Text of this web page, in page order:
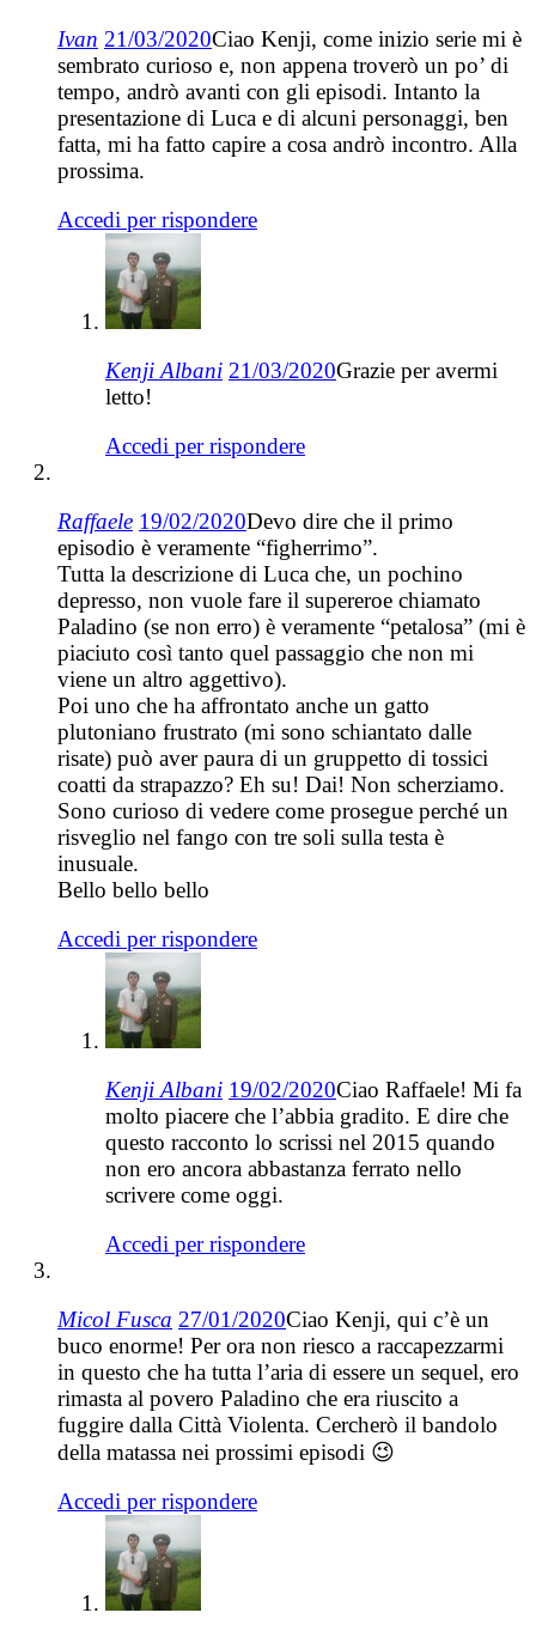
Ivan 21/03/2020Ciao Kenji, come inizio serie mi è
sembrato curioso e, non appena troverò un po’ di
tempo, andrò avanti con gli episodi. Intanto la
presentazione di Luca e di alcuni personaggi, ben
fatta, mi ha fatto capire a cosa andrò incontro. Alla
prossima.
Accedi per rispondere
Kenji Albani 21/03/2020Grazie per avermi
letto!
Accedi per rispondere
Raffaele 19/02/2020Devo dire che il primo
episodio è veramente “figherrimo”.
Tutta la descrizione di Luca che, un pochino
depresso, non vuole fare il supereroe chiamato
Paladino (se non erro) è veramente “petalosa” (mi è
piaciuto così tanto quel passaggio che non mi
viene un altro aggettivo).
Poi uno che ha affrontato anche un gatto
plutoniano frustrato (mi sono schiantato dalle
risate) può aver paura di un gruppetto di tossici
coatti da strapazzo? Eh su! Dai! Non scherziamo.
Sono curioso di vedere come prosegue perché un
risveglio nel fango con tre soli sulla testa è
inusuale.
Bello bello bello
Accedi per rispondere
Kenji Albani 19/02/2020Ciao Raffaele! Mi fa
molto piacere che l’abbia gradito. E dire che
questo racconto lo scrissi nel 2015 quando
non ero ancora abbastanza ferrato nello
scrivere come oggi.
Accedi per rispondere
Micol Fusca 27/01/2020Ciao Kenji, qui c’è un
buco enorme! Per ora non riesco a raccapezzarmi
in questo che ha tutta l’aria di essere un sequel, ero
rimasta al povero Paladino che era riuscito a
fuggire dalla Città Violenta. Cercherò il bandolo
della matassa nei prossimi episodi 😉
Accedi per rispondere